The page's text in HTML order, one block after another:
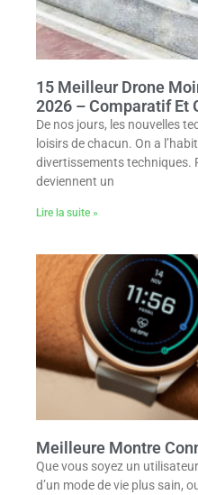
15 Meilleur Drone
2026 – Comparatif Et
De nos jours, les nouvelles
loisirs de chacun. On a
divertissements techniques.
deviennent un
Lire la suite »
Meilleure Montre
Que vous soyez un
d’un mode de vie plus sain,